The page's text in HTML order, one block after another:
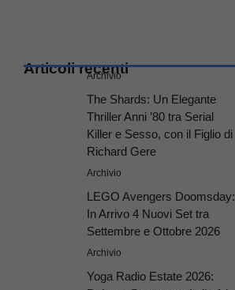
Articoli recenti
Archivio
The Shards: Un Elegante
Thriller Anni ’80 tra Serial
Killer e Sesso, con il Figlio di
Richard Gere
Archivio
LEGO Avengers Doomsday:
In Arrivo 4 Nuovi Set tra
Settembre e Ottobre 2026
Archivio
Yoga Radio Estate 2026: